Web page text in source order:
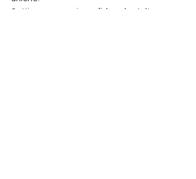
Settimana prossima sfida ad un'altra